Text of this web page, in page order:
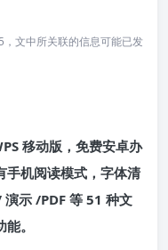
文中所关联的信息可能已发
移动版，免费安卓办
手机阅读模式，字体清
示 /PDF 等 51 种文
。